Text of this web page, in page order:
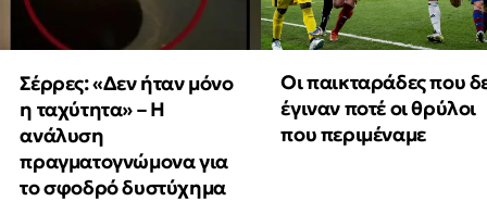
Σέρρες: «Δεν ήταν μόνο
η ταχύτητα» – Η
ανάλυση
πραγματογνώμονα για
το σφοδρό δυστύχημα
Οι παικταράδες που
έγιναν ποτέ οι θρύλοι
που περιμέναμε